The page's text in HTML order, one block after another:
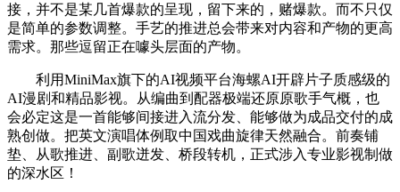
接，并不是某几首爆款的呈现，留下来的，赌爆款。而不只仅
是简单的参数调整。手艺的推进总会带来对内容和产物的更高
需求。那些逗留正在噱头层面的产物。
利用MiniMax旗下的AI视频平台海螺AI开辟片子质感级的
AI漫剧和精品影视。从编曲到配器极端还原原歌手气概，也
会必定这是一首能够间接进入流分发、能够做为成品交付的成
熟创做。把英文演唱体例取中国戏曲旋律天然融合。前奏铺
垫、从歌推进、副歌迸发、桥段转机，正式涉入专业影视制做
的深水区！